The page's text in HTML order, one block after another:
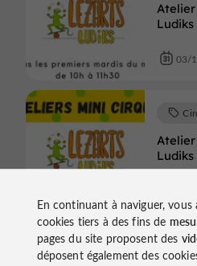
Atelier
03/
En continuant à naviguer,
cookies tiers à des fins de
pages du site proposent des
déposent également des